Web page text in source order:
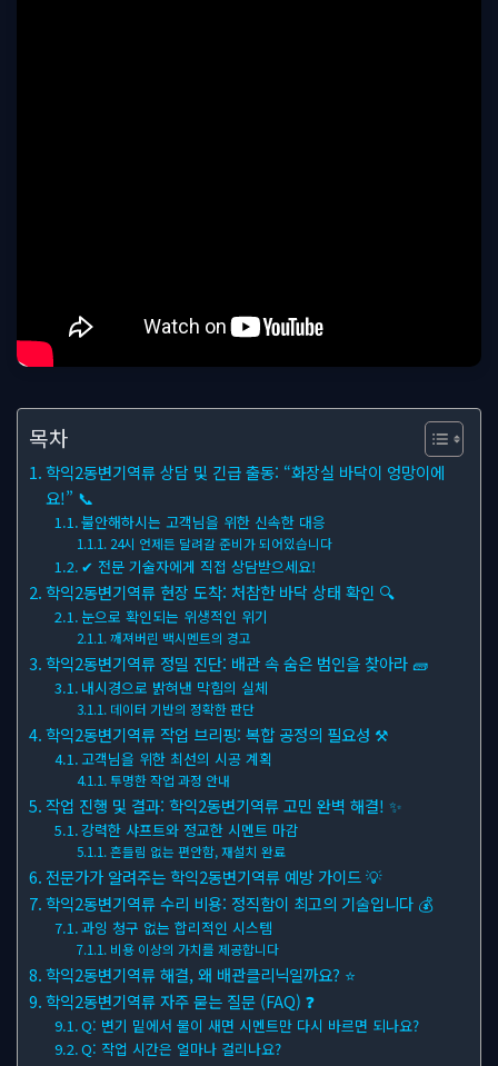
목차
학익2동변기역류 상담 및 긴급 출동: “화장실 바닥이 엉망이에
요!” 📞
불안해하시는 고객님을 위한 신속한 대응
24시 언제든 달려갈 준비가 되어있습니다
✔ 전문 기술자에게 직접 상담받으세요!
학익2동변기역류 현장 도착: 처참한 바닥 상태 확인 🔍
눈으로 확인되는 위생적인 위기
깨져버린 백시멘트의 경고
학익2동변기역류 정밀 진단: 배관 속 숨은 범인을 찾아라 🧱
내시경으로 밝혀낸 막힘의 실체
데이터 기반의 정확한 판단
학익2동변기역류 작업 브리핑: 복합 공정의 필요성 ⚒
고객님을 위한 최선의 시공 계획
투명한 작업 과정 안내
작업 진행 및 결과: 학익2동변기역류 고민 완벽 해결! ✨
강력한 샤프트와 정교한 시멘트 마감
흔들림 없는 편안함, 재설치 완료
전문가가 알려주는 학익2동변기역류 예방 가이드 💡
학익2동변기역류 수리 비용: 정직함이 최고의 기술입니다 💰
과잉 청구 없는 합리적인 시스템
비용 이상의 가치를 제공합니다
학익2동변기역류 해결, 왜 배관클리닉일까요? ⭐
학익2동변기역류 자주 묻는 질문 (FAQ) ❓
Q: 변기 밑에서 물이 새면 시멘트만 다시 바르면 되나요?
Q: 작업 시간은 얼마나 걸리나요?